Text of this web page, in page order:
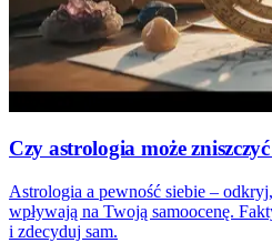
Czy astrologia może
Astrologia a pewność siebie –
wpływają na Twoją samoocenę.
i zdecyduj sam.